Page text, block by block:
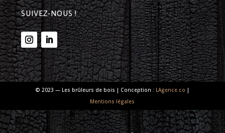
SUIVEZ-NOUS !
© 2023 — Les brûleurs de bois | Conception : LAgence.co |
Mentions légales